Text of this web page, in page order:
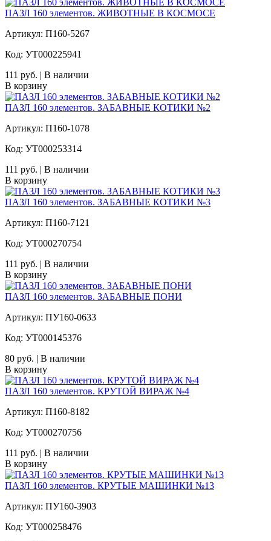
ПАЗЛ 160 элементов. ЖИВОТНЫЕ В КОСМОСЕ
Артикул: П160-5267
Код: УТ000225941
111 руб. | В наличии
В корзину
ПАЗЛ 160 элементов. ЗАБАВНЫЕ КОТИКИ №2
Артикул: П160-1078
Код: УТ000253314
111 руб. | В наличии
В корзину
ПАЗЛ 160 элементов. ЗАБАВНЫЕ КОТИКИ №3
Артикул: П160-7121
Код: УТ000270754
111 руб. | В наличии
В корзину
ПАЗЛ 160 элементов. ЗАБАВНЫЕ ПОНИ
Артикул: ПУ160-0633
Код: УТ000145376
80 руб. | В наличии
В корзину
ПАЗЛ 160 элементов. КРУТОЙ ВИРАЖ №4
Артикул: П160-8182
Код: УТ000270756
111 руб. | В наличии
В корзину
ПАЗЛ 160 элементов. КРУТЫЕ МАШИНКИ №13
Артикул: ПУ160-3903
Код: УТ000258476